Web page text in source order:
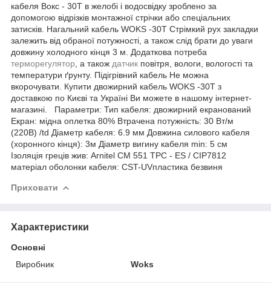
кабеля Вокс - 30T в желобі і водосвідку зроблено за
допомогою відрізків монтажної стрічки або спеціальних
затисків. Нагальний кабель WOKS -30T Стрімкий рух закладки
залежить від обраної потужності, а також слід брати до уваги
довжину холодного кінця 3 м. Додаткова потреба
терморегулятор , а також датчик повітря, вологи, вологості та
температури ґрунту. Підігрівний кабель Не можна
вкорочувати. Купити двожирний кабель WOKS -30T з
доставкою по Києві та Україні Ви можете в нашому інтернет-
магазині. Параметри: Тип кабеля: двожирний екранований
Екран: мідна оплетка 80% Втрачена потужність: 30 Вт/м
(220В) /td Діаметр кабеля: 6.9 мм Довжина силового кабеля
(хоронного кінця): 3м Діаметр вигину кабеля min: 5 см
Ізоляція греців жив: Arnitel CM 551 ТРС - ES / CIP7812
матеріал оболонки кабеля: CST-UVпластика безвиня
Приховати
Характеристики
Основні
Виробник
Woks